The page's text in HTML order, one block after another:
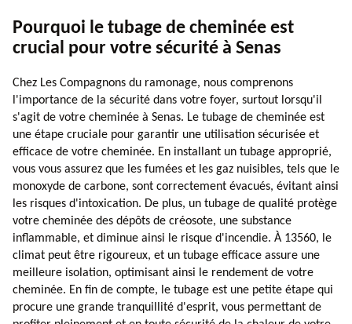
Pourquoi le tubage de cheminée est
crucial pour votre sécurité à Senas
Chez Les Compagnons du ramonage, nous comprenons
l'importance de la sécurité dans votre foyer, surtout lorsqu'il
s'agit de votre cheminée à Senas. Le tubage de cheminée est
une étape cruciale pour garantir une utilisation sécurisée et
efficace de votre cheminée. En installant un tubage approprié,
vous vous assurez que les fumées et les gaz nuisibles, tels que le
monoxyde de carbone, sont correctement évacués, évitant ainsi
les risques d'intoxication. De plus, un tubage de qualité protège
votre cheminée des dépôts de créosote, une substance
inflammable, et diminue ainsi le risque d'incendie. À 13560, le
climat peut être rigoureux, et un tubage efficace assure une
meilleure isolation, optimisant ainsi le rendement de votre
cheminée. En fin de compte, le tubage est une petite étape qui
procure une grande tranquillité d'esprit, vous permettant de